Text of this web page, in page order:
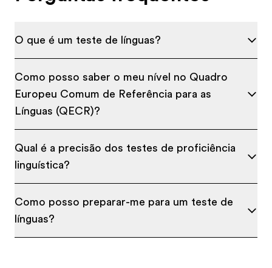
O que é um teste de línguas?
Como posso saber o meu nível no Quadro
Europeu Comum de Referência para as
Línguas (QECR)?
Qual é a precisão dos testes de proficiência
linguística?
Como posso preparar-me para um teste de
línguas?